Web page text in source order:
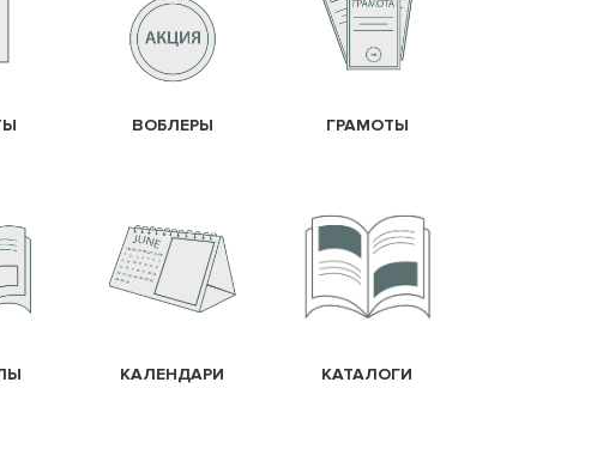
ВОБЛЕРЫ ГРАМОТЫ
КАЛЕНДАРИ КАТАЛОГИ